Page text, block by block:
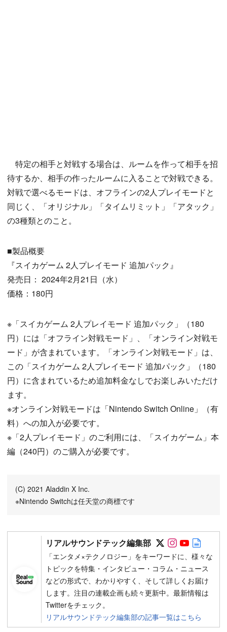
特定の相手と対戦する場合は、ルームを作って相手を招
待するか、相手の作ったルームに入ることで対戦できる。
対戦で選べるモードは、オフラインの2人プレイモードと
同じく、「オリジナル」「タイムリミット」「アタック」
の3種類とのこと。
■製品概要
『スイカゲーム 2人プレイモード 追加パック』
発売日： 2024年2月21日（水）
価格：180円
※「スイカゲーム 2人プレイモード 追加パック」（180
円）には「オフライン対戦モード」、「オンライン対戦モ
ード」が含まれています。「オンライン対戦モード」は、
この「スイカゲーム 2人プレイモード 追加パック」（180
円）に含まれているため追加料金なしでお楽しみいただけ
ます。
※オンライン対戦モードは「Nintendo Switch Online」（有
料）への加入が必要です。
※「2人プレイモード」のご利用には、「スイカゲーム」本
編（240円）のご購入が必要です。
(C)︎ 2021 Aladdin X Inc.
※Nintendo Switchは任天堂の商標です
リアルサウンドテック編集部 Follow on
Follow on
Follow
「エンタメ×テクノロジー」をキーワードに、様々な
トピックを特集・インタビュー・コラム・ニュース
などの形式で、わかりやすく、そして詳しくお届け
します。注目の連載企画も続々更新中。最新情報は
Twitterをチェック。
リアルサウンドテック編集部の記事一覧はこちら